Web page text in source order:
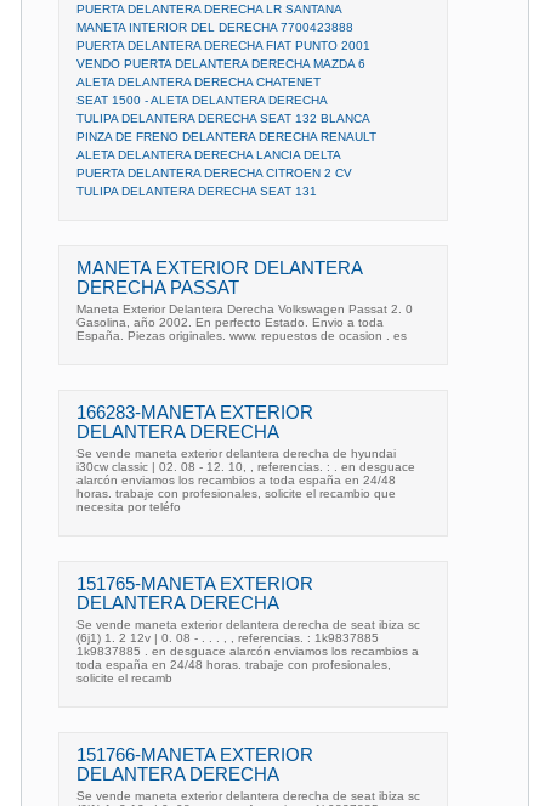
PUERTA DELANTERA DERECHA LR SANTANA
MANETA INTERIOR DEL DERECHA 7700423888
PUERTA DELANTERA DERECHA FIAT PUNTO 2001
VENDO PUERTA DELANTERA DERECHA MAZDA 6
ALETA DELANTERA DERECHA CHATENET
SEAT 1500 - ALETA DELANTERA DERECHA
TULIPA DELANTERA DERECHA SEAT 132 BLANCA
PINZA DE FRENO DELANTERA DERECHA RENAULT
ALETA DELANTERA DERECHA LANCIA DELTA
PUERTA DELANTERA DERECHA CITROEN 2 CV
TULIPA DELANTERA DERECHA SEAT 131
MANETA EXTERIOR DELANTERA
DERECHA PASSAT
Maneta Exterior Delantera Derecha Volkswagen Passat 2. 0
Gasolina, año 2002. En perfecto Estado. Envio a toda
España. Piezas originales. www. repuestos de ocasion . es
166283-MANETA EXTERIOR
DELANTERA DERECHA
Se vende maneta exterior delantera derecha de hyundai
i30cw classic | 02. 08 - 12. 10, , referencias. : . en desguace
alarcón enviamos los recambios a toda españa en 24/48
horas. trabaje con profesionales, solicite el recambio que
necesita por teléfo
151765-MANETA EXTERIOR
DELANTERA DERECHA
Se vende maneta exterior delantera derecha de seat ibiza sc
(6j1) 1. 2 12v | 0. 08 - . . . , , referencias. : 1k9837885
1k9837885 . en desguace alarcón enviamos los recambios a
toda españa en 24/48 horas. trabaje con profesionales,
solicite el recamb
151766-MANETA EXTERIOR
DELANTERA DERECHA
Se vende maneta exterior delantera derecha de seat ibiza sc